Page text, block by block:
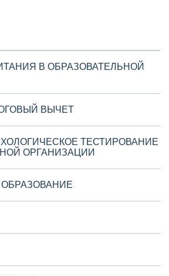
В ОБРАЗОВАТЕЛЬНОЙ
ВЫЧЕТ
ТЕСТИРОВАНИЕ
ОРГАНИЗАЦИИ